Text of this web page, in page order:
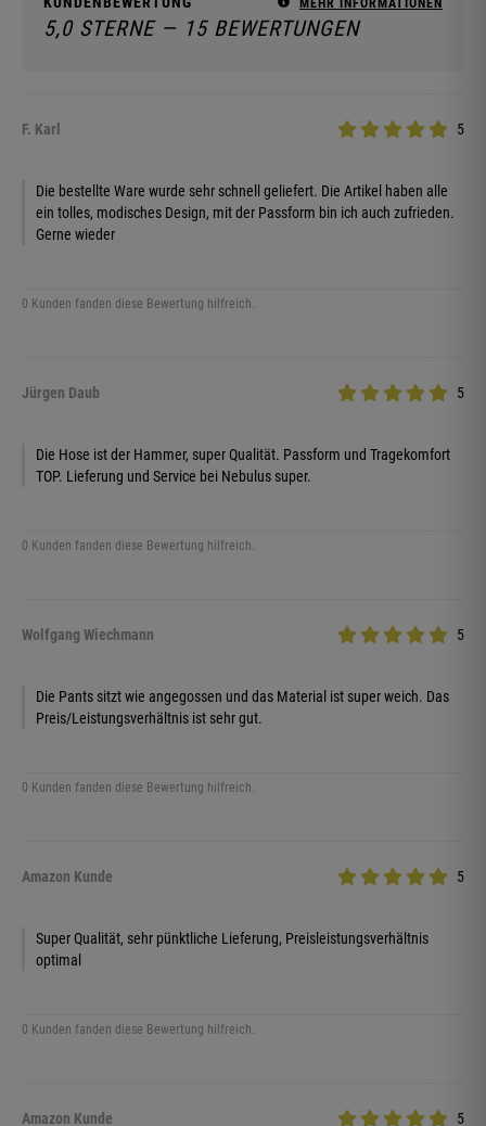
MEHR INFORMATIONEN
5,0 STERNE — 15 BEWERTUNGEN
F. Karl 5
Die bestellte Ware wurde sehr schnell geliefert. Die Artikel haben alle
ein tolles, modisches Design, mit der Passform bin ich auch zufrieden.
Gerne wieder
0 Kunden fanden diese Bewertung hilfreich.
Jürgen Daub 5
Die Hose ist der Hammer, super Qualität. Passform und Tragekomfort
TOP. Lieferung und Service bei Nebulus super.
0 Kunden fanden diese Bewertung hilfreich.
Wolfgang Wiechmann 5
Die Pants sitzt wie angegossen und das Material ist super weich. Das
Preis/Leistungsverhältnis ist sehr gut.
0 Kunden fanden diese Bewertung hilfreich.
Amazon Kunde 5
Super Qualität, sehr pünktliche Lieferung, Preisleistungsverhältnis
optimal
0 Kunden fanden diese Bewertung hilfreich.
Amazon Kunde 5